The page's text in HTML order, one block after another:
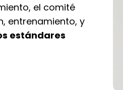
el comité
entrenamiento, y
estándares